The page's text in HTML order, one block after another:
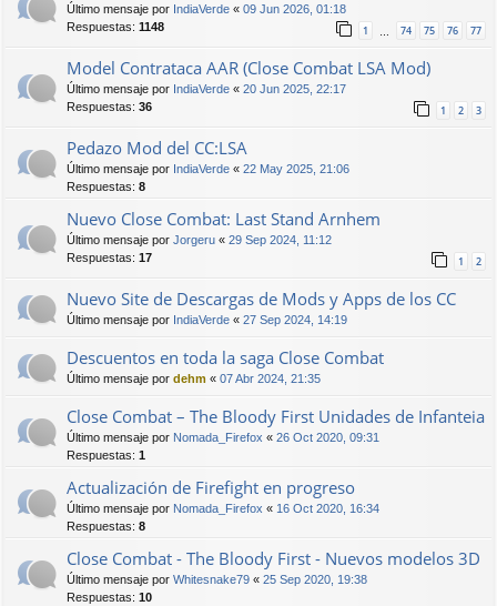
Último mensaje por IndiaVerde « 09 Jun 2026, 01:18
Respuestas: 1148 1 … 74 75 76 77
Model Contrataca AAR (Close Combat LSA Mod)
Último mensaje por IndiaVerde « 20 Jun 2025, 22:17
Respuestas: 36 1 2 3
Pedazo Mod del CC:LSA
Último mensaje por IndiaVerde « 22 May 2025, 21:06
Respuestas: 8
Nuevo Close Combat: Last Stand Arnhem
Último mensaje por Jorgeru « 29 Sep 2024, 11:12
Respuestas: 17 1 2
Nuevo Site de Descargas de Mods y Apps de los CC
Último mensaje por IndiaVerde « 27 Sep 2024, 14:19
Descuentos en toda la saga Close Combat
Último mensaje por dehm « 07 Abr 2024, 21:35
Close Combat – The Bloody First Unidades de Infanteia
Último mensaje por Nomada_Firefox « 26 Oct 2020, 09:31
Respuestas: 1
Actualización de Firefight en progreso
Último mensaje por Nomada_Firefox « 16 Oct 2020, 16:34
Respuestas: 8
Close Combat - The Bloody First - Nuevos modelos 3D
Último mensaje por Whitesnake79 « 25 Sep 2020, 19:38
Respuestas: 10